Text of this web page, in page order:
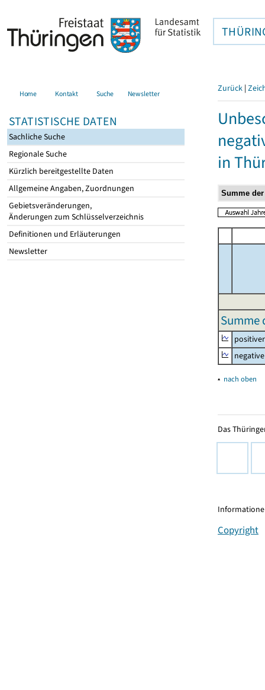
Home Kontakt Suche Newsletter
STATISTISCHE DATEN
Sachliche Suche
Regionale Suche
Kürzlich bereitgestellte Daten
Allgemeine Angaben, Zuordnungen
Gebietsveränderungen,
Änderungen zum Schlüsselverzeichnis
Definitionen und Erläuterungen
Newsletter
Zurück |
in
Summe
▴ nach oben
Das
Copyright